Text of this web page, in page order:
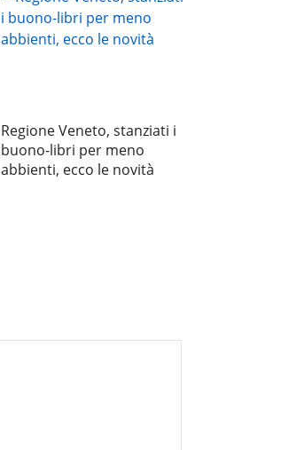
Regione Veneto, stanziati i
buono-libri per meno
abbienti, ecco le novità